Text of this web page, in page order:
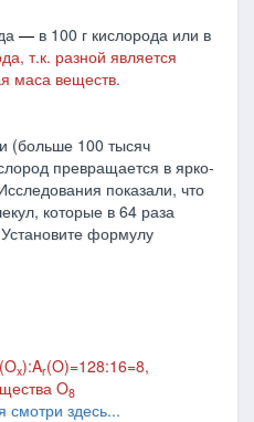
― в 100 г кислорода или в
т.к. разной является
маса веществ.
(больше 100 тысяч
превращается в ярко-
показали, что
которые в 64 раза
формулу
(Ox):Ar(O)=128:16=8,
O8
смотри здесь...